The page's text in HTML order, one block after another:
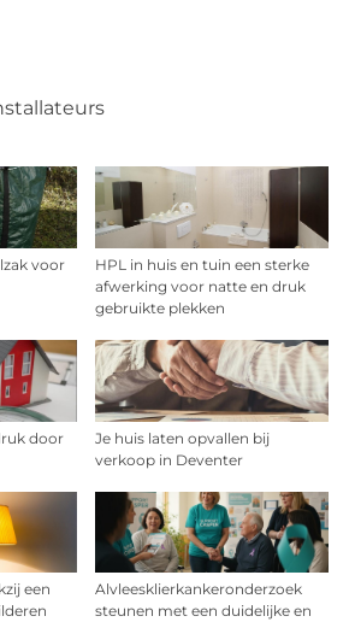
voor
HPL in huis en tuin een sterke
afwerking voor natte en druk
gebruikte plekken
door
Je huis laten opvallen bij
verkoop in Deventer
een
Alvleesklierkankeronderzoek
steunen met een duidelijke en